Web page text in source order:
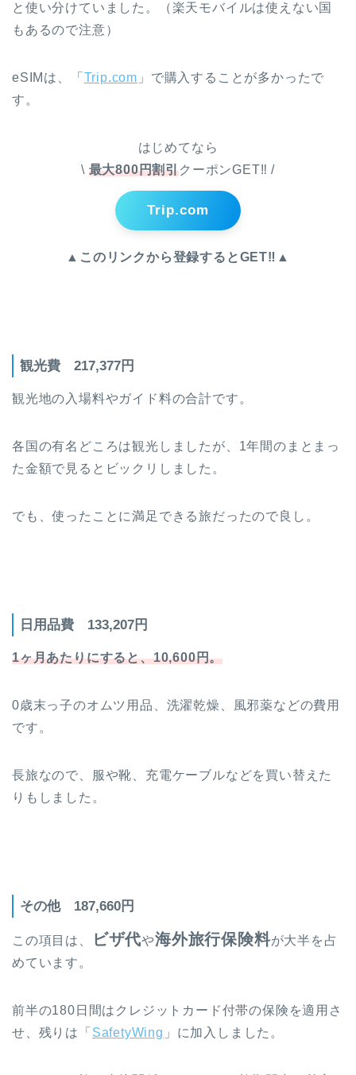
と使い分けていました。（楽天モバイルは使えない国
もあるので注意）
eSIMは、「 Trip.com 」で購入することが多かったで
す。
はじめてなら
\ 最大800円割引クーポンGET‼︎ /
Trip.com
▲このリンクから登録するとGET‼︎▲
観光費 217,377円
観光地の入場料やガイド料の合計です。
各国の有名どころは観光しましたが、1年間のまとまっ
た金額で見るとビックリしました。
でも、使ったことに満足できる旅だったので良し。
日用品費 133,207円
1ヶ月あたりにすると、10,600円。
0歳末っ子のオムツ用品、洗濯乾燥、風邪薬などの費用
です。
長旅なので、服や靴、充電ケーブルなどを買い替えた
りもしました。
その他 187,660円
この項目は、 ビザ代や海外旅行保険料が大半を占
めています。
前半の180日間はクレジットカード付帯の保険を適用さ
せ、残りは「 SafetyWing 」に加入しました。